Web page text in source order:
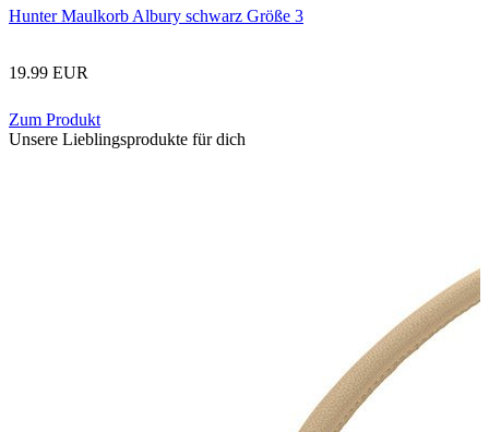
Hunter Maulkorb Albury schwarz Größe 3
19.99 EUR
Zum Produkt
Unsere Lieblingsprodukte für dich